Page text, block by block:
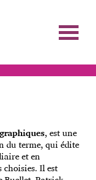
, est une
du terme, qui édite
et en
choisies. Il est